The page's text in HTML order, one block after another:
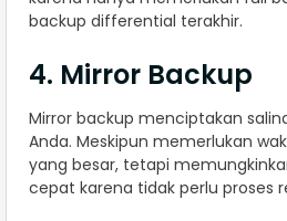
backup differential terakhir.
4. Mirror Backup
Mirror backup menciptakan
Anda. Meskipun memerlukan
yang besar, tetapi
cepat karena tidak perlu proses